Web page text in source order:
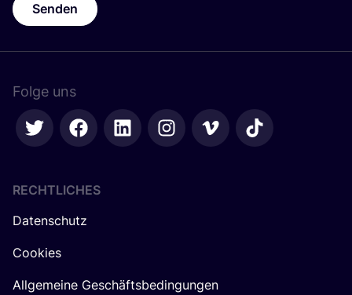
Senden
Folge uns
RECHTLICHES
Datenschutz
Cookies
Allgemeine Geschäftsbedingungen